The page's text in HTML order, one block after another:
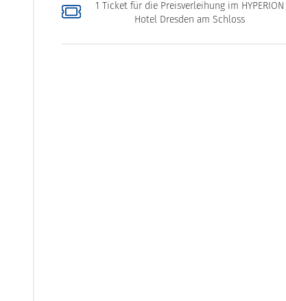
1 Ticket für die Preisverleihung im HYPERION
Hotel Dresden am Schloss